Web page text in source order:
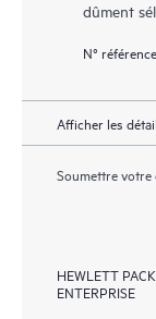
dûment
N°
Afficher les
Soumettre votre
HEWLETT
ENTERPRISE